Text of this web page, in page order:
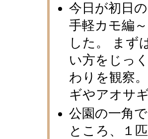
今日が初日
手軽カモ編
した。 まず
い方をじっ
わりを観察
ギやアオサ
公園の一角
ところ、１